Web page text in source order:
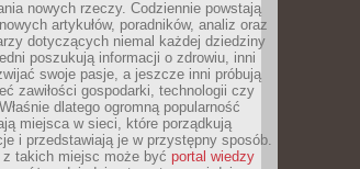
nowych rzeczy. Codziennie powstają
artykułów, poradników, analiz oraz
dotyczących niemal każdej dziedziny
poszukują informacji o zdrowiu, inni
swoje pasje, a jeszcze inni próbują
zawiłości gospodarki, technologii czy
dlatego ogromną popularność
miejsca w sieci, które porządkują
i przedstawiają je w przystępny sposób.
z takich miejsc może być portal wiedzy